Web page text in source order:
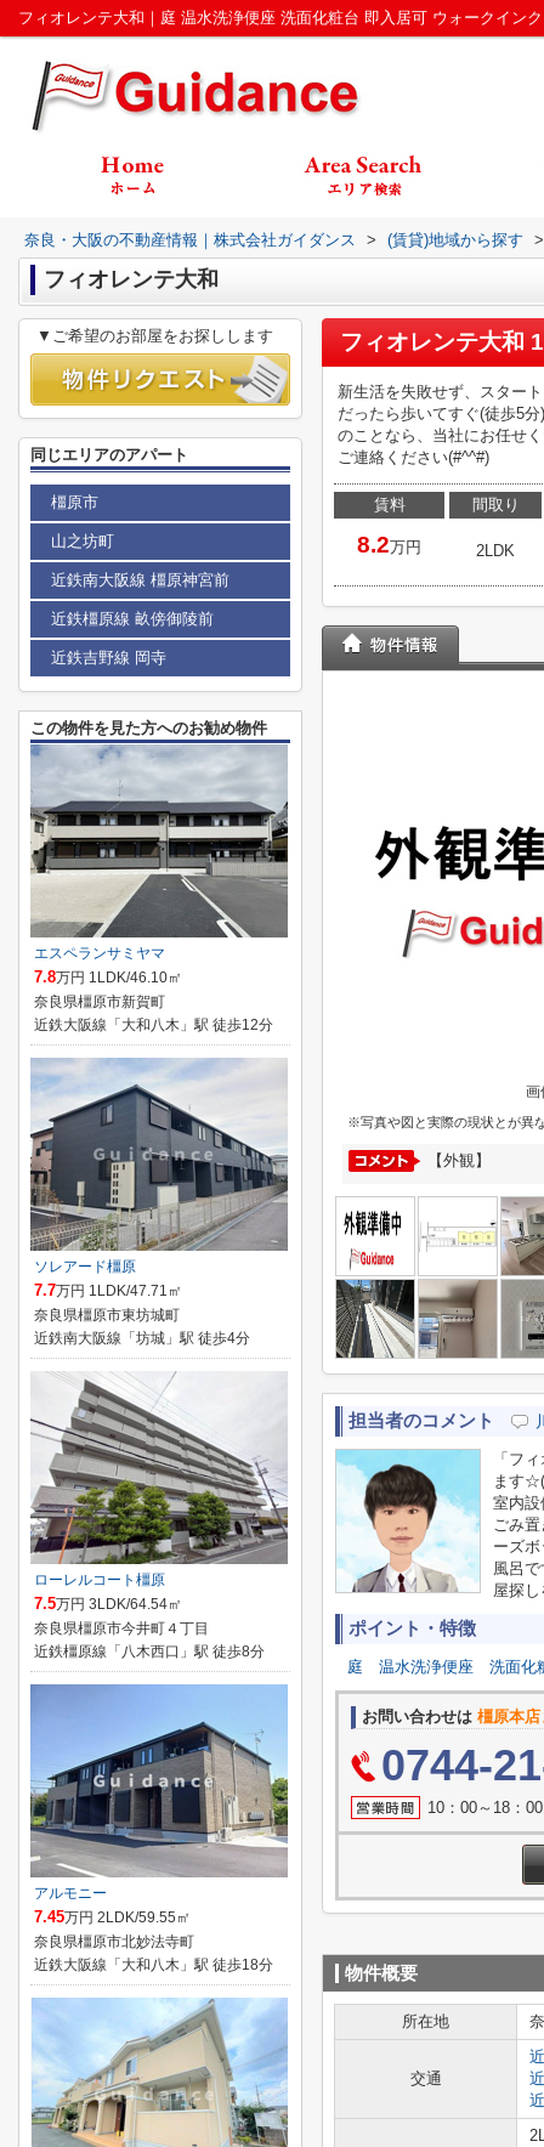
奈良・大阪の不動産情報｜株式会社ガイダンス > (賃貸)地域から探す >
フィオレンテ大和
フィオレンテ大和
新生活を失敗せず、スター
だったら歩いてすぐ(徒歩5
のことなら、当社にお任せ
ご連絡ください(#^^#)
賃料
8.2万円
間取り
2LDK
画
※写真や図と実際の現状とが異
【外観】
担当者のコメント
「フ
ます
室内
ごみ
ーズ
風呂
屋探
ポイント・特徴
庭 温水洗浄便座 洗面化
お問い合わせは 橿原本店
0744-
10：00～18：
物件概要
所在地
交通
▼ご希望のお部屋をお探しします
同じエリアのアパート
橿原市
山之坊町
近鉄南大阪線 橿原神宮前
近鉄橿原線 畝傍御陵前
近鉄吉野線 岡寺
この物件を見た方へのお勧め物件
エスペランサミヤマ
7.8万円 1LDK/46.10㎡
奈良県橿原市新賀町
近鉄大阪線「大和八木」駅 徒歩12分
ソレアード橿原
7.7万円 1LDK/47.71㎡
奈良県橿原市東坊城町
近鉄南大阪線「坊城」駅 徒歩4分
ローレルコート橿原
7.5万円 3LDK/64.54㎡
奈良県橿原市今井町４丁目
近鉄橿原線「八木西口」駅 徒歩8分
アルモニー
7.45万円 2LDK/59.55㎡
奈良県橿原市北妙法寺町
近鉄大阪線「大和八木」駅 徒歩18分